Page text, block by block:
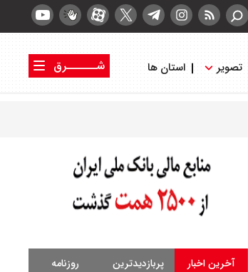
تصویر استان ها
شــــــرق
آخرین اخبار پربازدیدترین روزنامه